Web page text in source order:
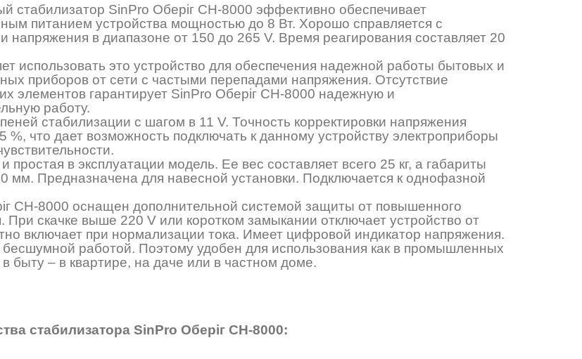
стабилизатор SinPro Оберіг СН-8000 эффективно обеспечивает
питанием устройства мощностью до 8 Вт. Хорошо справляется с
напряжения в диапазоне от 150 до 265 V. Время реагирования составляет 20
использовать это устройство для обеспечения надежной работы бытовых и
приборов от сети с частыми перепадами напряжения. Отсутствие
элементов гарантирует SinPro Оберіг СН-8000 надежную и
работу.
стабилизации с шагом в 11 V. Точность корректировки напряжения
%, что дает возможность подключать к данному устройству электроприборы
простая в эксплуатации модель. Ее вес составляет всего 25 кг, а габариты
мм. Предназначена для навесной установки. Подключается к однофазной
СН-8000 оснащен дополнительной системой защиты от повышенного
При скачке выше 220 V или коротком замыкании отключает устройство от
включает при нормализации тока. Имеет цифровой индикатор напряжения.
бесшумной работой. Поэтому удобен для использования как в промышленных
в быту – в квартире, на даче или в частном доме.
стабилизатора SinPro Оберіг СН-8000: